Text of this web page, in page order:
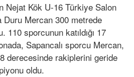
Nejat Kök U-16 Türkiye Salon
Duru Mercan 300 metrede
sporcunun katıldığı 17
Sapancalı sporcu Mercan,
derecesinde rakiplerini geride
oldu.